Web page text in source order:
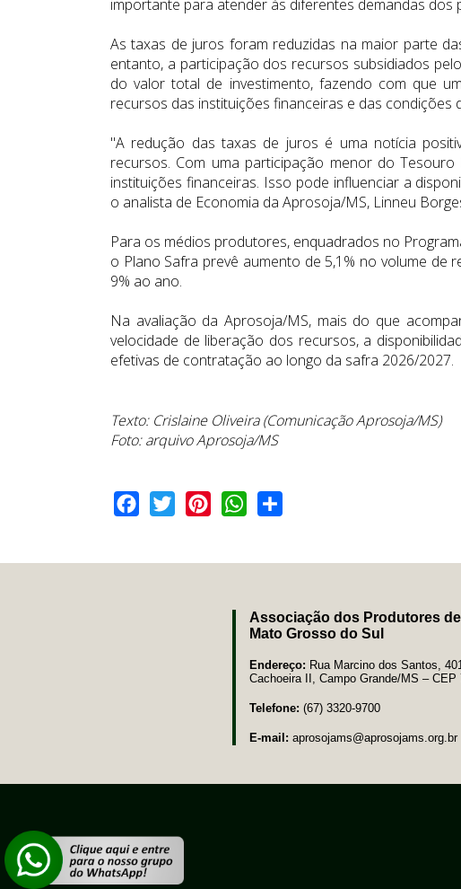
importante para atender às diferentes demandas dos
As taxas de juros foram reduzidas na maior parte
entanto, a participação dos recursos subsidiados
do valor total de investimento, fazendo com que
recursos das instituições financeiras e das condições
"A redução das taxas de juros é uma notícia
recursos. Com uma participação menor do
instituições financeiras. Isso pode influenciar a
o analista de Economia da Aprosoja/MS, Linneu
Para os médios produtores, enquadrados no
o Plano Safra prevê aumento de 5,1% no volume
9% ao ano.
Na avaliação da Aprosoja/MS, mais do que
velocidade de liberação dos recursos, a
efetivas de contratação ao longo da safra 2026/2027.
Texto: Crislaine Oliveira (Comunicação Aprosoja/MS)
Foto: arquivo Aprosoja/MS
Facebook
Twitter PinterestWhatsApp
Associação dos Produtores
Mato Grosso do Sul
Endereço: Rua Marcino dos Santos,
Cachoeira II, Campo Grande/MS – CEP
Telefone: (67) 3320-9700
E-mail: aprosojams@aprosojams.org.br